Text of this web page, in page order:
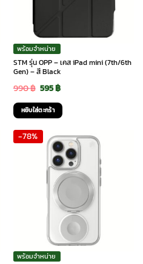
พร้อมจำหน่าย
STM รุ่น OPP – เคส iPad mini (7th/6th
Gen) – สี Black
990฿ Original
price
was:
990 ฿.
595฿Current
price
is:
595 ฿.
หยิบใส่ตะกร้า
-78%
พร้อมจำหน่าย